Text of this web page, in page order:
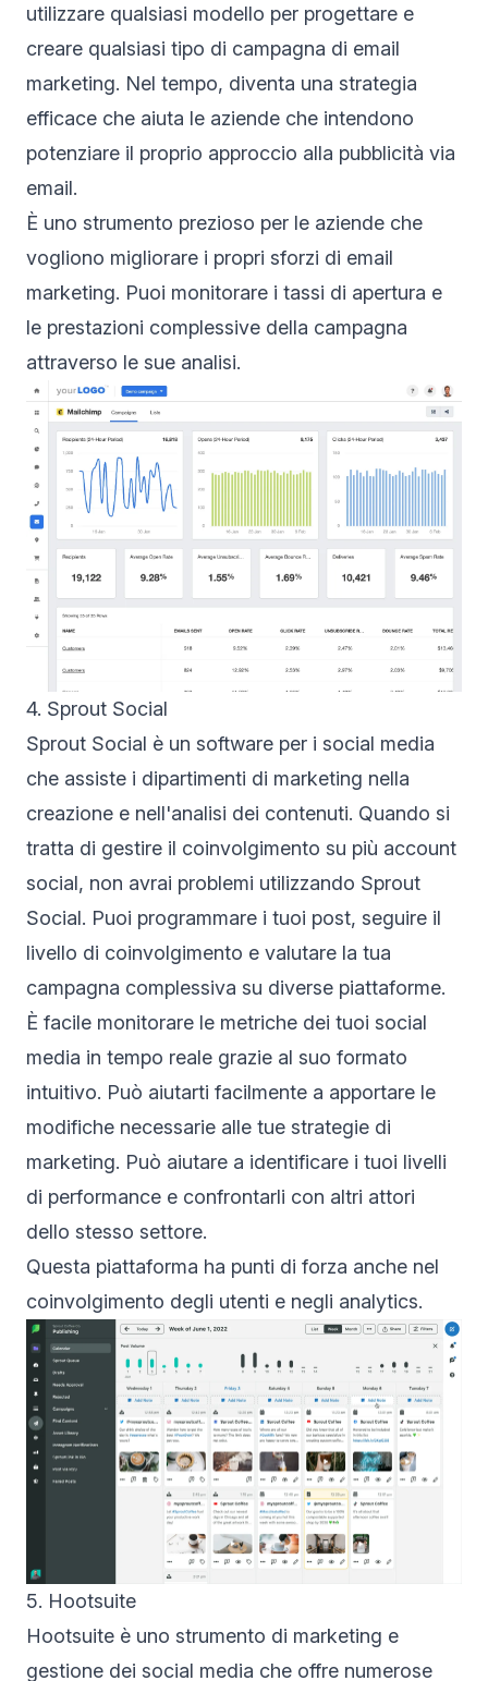
utilizzare qualsiasi modello per progettare e
creare qualsiasi tipo di campagna di email
marketing. Nel tempo, diventa una strategia
efficace che aiuta le aziende che intendono
potenziare il proprio approccio alla pubblicità via
email.
È uno strumento prezioso per le aziende che
vogliono migliorare i propri sforzi di email
marketing. Puoi monitorare i tassi di apertura e
le prestazioni complessive della campagna
attraverso le sue analisi.
4. Sprout Social
Sprout Social è un software per i social media
che assiste i dipartimenti di marketing nella
creazione e nell'analisi dei contenuti. Quando si
tratta di gestire il coinvolgimento su più account
social, non avrai problemi utilizzando Sprout
Social. Puoi programmare i tuoi post, seguire il
livello di coinvolgimento e valutare la tua
campagna complessiva su diverse piattaforme.
È facile monitorare le metriche dei tuoi social
media in tempo reale grazie al suo formato
intuitivo. Può aiutarti facilmente a apportare le
modifiche necessarie alle tue strategie di
marketing. Può aiutare a identificare i tuoi livelli
di performance e confrontarli con altri attori
dello stesso settore.
Questa piattaforma ha punti di forza anche nel
coinvolgimento degli utenti e negli analytics.
5. Hootsuite
Hootsuite è uno strumento di marketing e
gestione dei social media che offre numerose